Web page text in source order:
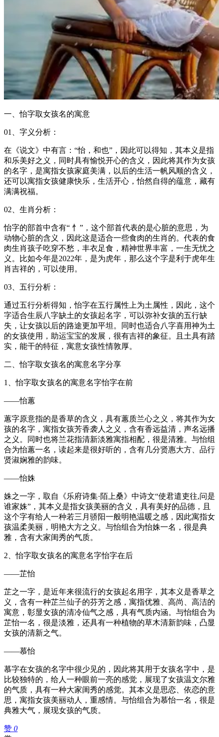
一、怡字取女孩名的寓意
01、字义分析：
在《说文》中有言：“怡，和也”，因此可以得知，其本义是指
和乐美好之义，同时具有愉悦开心的含义，因此将其作为女孩
的名字，是寓指女孩家庭美满，以后的生活一帆风顺的含义，
还可以寓指女孩健康快乐，生活开心，怡然自得的蕴意，藏有
满满祝福。
02、生肖分析：
怡字的部首中含有“ 忄”，这个部首代表的是心脏的意思，为
动物心脏的含义，因此这是适合一些食肉的生肖的。代表的食
肉生肖孩子吃穿不愁，丰衣足食，精神世界丰富，一生无忧之
义。比如今年是2022年，是为虎年，那么这个字是利于虎年生
肖吉祥的，可以使用。
03、五行分析：
通过五行分析得知，怡字在五行属性上为土属性，因此，这个
字适合生辰八字缺土的女孩起名字，可以弥补女孩的五行缺
失，让女孩以后的路途更加平坦。同时也适合八字喜用神为土
的女孩使用，助运宝宝的发展，很有吉祥的象征。且土具有踏
实，能干的特征，寓意女孩性情敦厚。
二、怡字取女孩名的寓意名字分享
1、怡字取女孩名的寓意名字怡字在前
——怡蕙
蕙字原意指的是香草的含义，具有蕙质兰心之义，将其作为女
孩的名字，寓指女孩芳香袭人之义，含有香远益清，声名远播
之义。同时也将兰花指清新淡雅寓指相配，很是清雅。与怡组
合为怡蕙一名，读起来是很好听的，含有几分贤惠大方、品行
贤淑娴雅的韵味。
——怡姝
姝之一字，取自《乐府诗集·陌上桑》中诗文“使君遣吏往,问是
谁家姝”，其本义是指女孩美丽的含义，具有美好的品德，且
这个字有给人一种若三月骄阳一般明艳温暖之感，因此寓指女
孩温柔美丽，明艳大方之义。与怡组合为怡姝一名，很是典
雅，含有大家闺秀的气质。
2、怡字取女孩名的寓意名字怡字在后
——芷怡
芷之一字，是近年来很流行的女孩起名用字，其本义是香草之
义，含有一种芷兰仙子的芬芳之感，寓指优雅、高尚、高洁的
寓意，彰显女孩的清冷仙气之感，具有气质内涵。与怡组合为
芷怡一名，很是淡雅，还具有一种植物的草木清新韵味，凸显
女孩的清新之气。
——慕怡
慕字在女孩的名字中很少见的，因此将其用于女孩名字中，是
比较独特的，给人一种眼前一亮的感觉，展现了女孩温文尔雅
的气质，具有一种大家闺秀的感觉。其本义是思恋、依恋的意
思，寓指女孩美丽动人，重感情。与怡组合为慕怡一名，很是
典雅大气，展现女孩的气质。
赞 0